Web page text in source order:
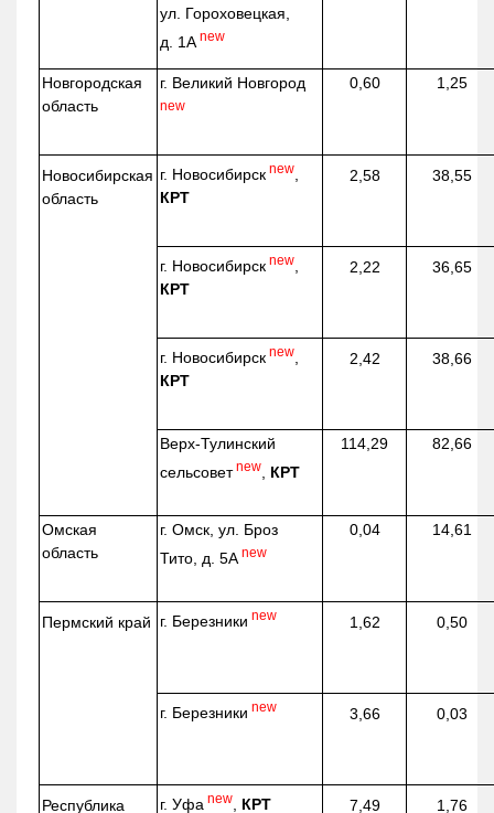
ул. Гороховецкая,
д. 1А new
Новгородская
область
г. Великий Новгород
new
0,60 1,25
Новосибирская
область
г. Новосибирск new,
КРТ
2,58 38,55
г. Новосибирск new,
КРТ
2,22 36,65
г. Новосибирск new,
КРТ
2,42 38,66
Верх-Тулинский
сельсовет new, КРТ
114,29 82,66
Омская
область
г. Омск, ул. Броз
Тито, д. 5А new
0,04 14,61
Пермский край г. Березники new 1,62 0,50
г. Березники new 3,66 0,03
Республика г. Уфа new, КРТ 7,49 1,76